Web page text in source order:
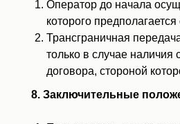
Оператор до начала
которого
Трансграничная
только в случае
договора, стороной
8. Заключительные